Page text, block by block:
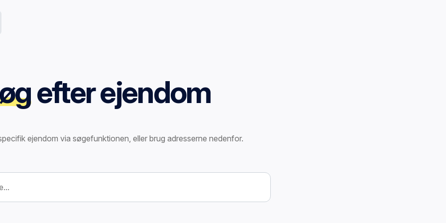
efter ejendom
ejendom via søgefunktionen, eller brug adresserne nedenfor.